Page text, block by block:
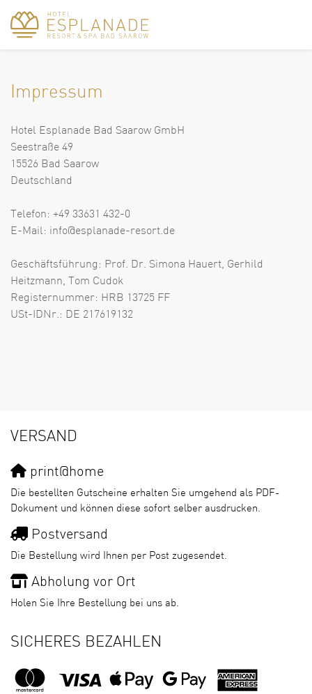
Impressum
Hotel Esplanade Bad Saarow GmbH
Seestraße 49
15526 Bad Saarow
Deutschland
Telefon: +49 33631 432-0
E-Mail: info@esplanade-resort.de
Geschäftsführung: Prof. Dr. Simona Hauert, Gerhild
Heitzmann, Tom Cudok
Registernummer: HRB 13725 FF
USt-IDNr.: DE 217619132
VERSAND
print@home
Die bestellten Gutscheine erhalten Sie umgehend als PDF-
Dokument und können diese sofort selber ausdrucken.
Postversand
Die Bestellung wird Ihnen per Post zugesendet.
Abholung vor Ort
Holen Sie Ihre Bestellung bei uns ab.
SICHERES BEZAHLEN